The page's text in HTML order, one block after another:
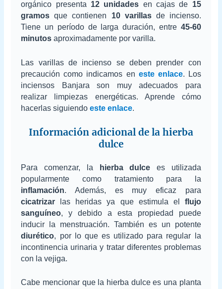
orgánico presenta 12 unidades en cajas de 15
gramos que contienen 10 varillasde incienso.
Tiene un período de larga duración, entre 45-60
minutos aproximadamente por varilla.
Las varillas de incienso se deben prender con
precaución como indicamos en este enlace. Los
inciensos Banjara son muy adecuados para
realizar limpiezas energéticas. Aprende cómo
hacerlas siguiendoeste enlace.
Información adicional de la hierba
dulce
Para comenzar, la hierba dulce es utilizada
popularmente como tratamiento para la
inflamación. Además, es muy eficaz para
cicatrizar las heridas ya que estimula el flujo
sanguíneo, y debido a esta propiedad puede
inducir la menstruación. También es un potente
diurético, por lo que es utilizado para regular la
incontinencia urinaria y tratar diferentes problemas
con la vejiga.
Cabe mencionar que la hierba dulce es una planta